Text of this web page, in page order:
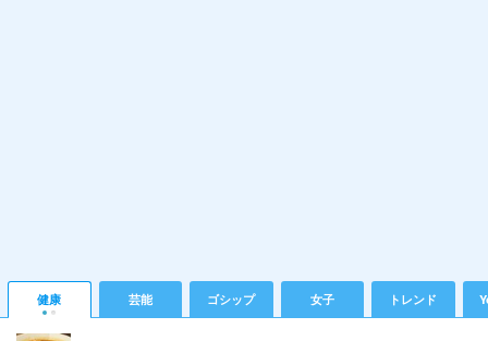
健康 芸能 ゴシップ 女子 トレンド